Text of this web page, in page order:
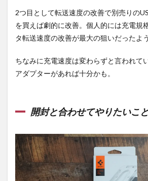
ミリ
波不
要
説。
4.2
容量
構成
4.3
ォー
マン
スと
発
熱。
2つ目として転送速度の改善で別売りの
を買えば劇的に改善。個人的には充電規
タ転送速度の改善が最大の狙いだったよ
ちなみに充電速度は変わらずと言われて
アダプターがあれば十分かも。
開封と合わせてやりたいこと